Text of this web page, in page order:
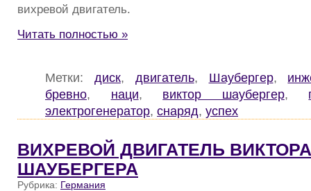
вихревой двигатель.
Читать полностью »
Метки: диск, двигатель, Шаубергер,
бревно, наци, виктор шаубергер,
электрогенератор, снаряд, успех
ВИХРЕВОЙ ДВИГАТЕЛЬ ВИКТОРА
ШАУБЕРГЕРА
Рубрика: Германия